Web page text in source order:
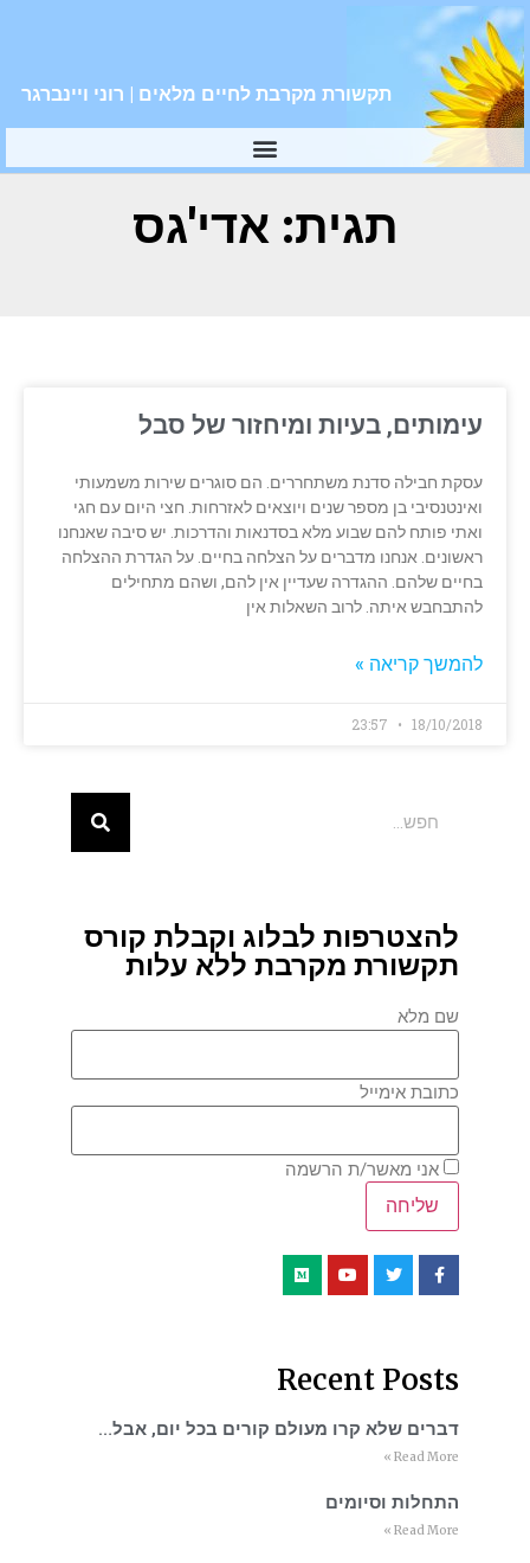
תקשורת מקרבת לחיים מלאים | רוני ויינברגר
תגית: אדי'גס
עימותים, בעיות ומיחזור של סבל
עסקת חבילה סדנת משתחררים. הם סוגרים שירות משמעותי
ואינטנסיבי בן מספר שנים ויוצאים לאזרחות. חצי היום עם חגי
ואתי פותח להם שבוע מלא בסדנאות והדרכות. יש סיבה שאנחנו
ראשונים. אנחנו מדברים על הצלחה בחיים. על הגדרת ההצלחה
בחיים שלהם. ההגדרה שעדיין אין להם, ושהם מתחילים
להתבחבש איתה. לרוב השאלות אין
להמשך קריאה »
18/10/2018
להצטרפות לבלוג וקבלת קורס
תקשורת מקרבת ללא עלות
שם מלא
כתובת אימייל
אני מאשר/ת הרשמה
Recent Posts
דברים שלא קרו מעולם קורים בכל יום, אבל…
Read More »
התחלות וסיומים
Read More »